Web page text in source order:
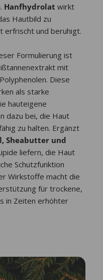
Hanfhydrolat wirkt
Hautbild zu
erfrischt und beruhigt.
Formulierung ist
mit
Diese
als starke
hauteigene
dazu bei, die Haut
zu halten. Ergänzt
Sheabutter und
liefern, die Haut
Schutzfunktion
Wirkstoffe macht die
für trockene,
in Zeiten erhöhter